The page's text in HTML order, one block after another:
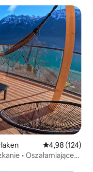
Średnia
4,98 (124)
• Oszałamiające